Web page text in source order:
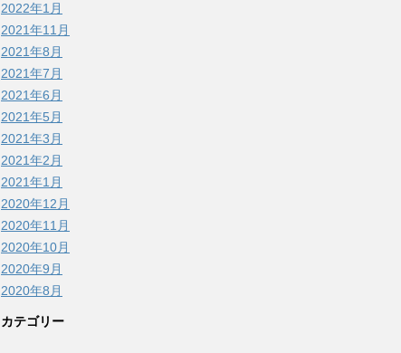
2022年1月
2021年11月
2021年8月
2021年7月
2021年6月
2021年5月
2021年3月
2021年2月
2021年1月
2020年12月
2020年11月
2020年10月
2020年9月
2020年8月
カテゴリー